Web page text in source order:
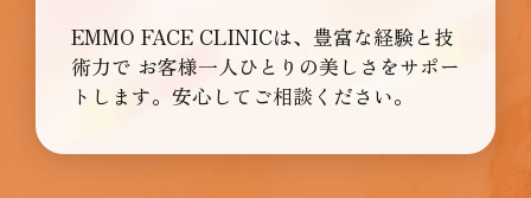
EMMO FACE CLINICは、豊富な経験と技
術力で お客様一人ひとりの美しさをサポー
トします。安心してご相談ください。